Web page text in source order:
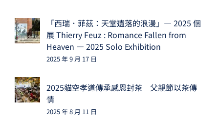
「西瑞．菲茲：天堂遺落的浪漫」— 2025 個
展 Thierry Feuz : Romance Fallen from
Heaven — 2025 Solo Exhibition
2025 年 9 月 17 日
2025貓空孝道傳承感恩封茶 父親節以茶傳
情
2025 年 8 月 11 日